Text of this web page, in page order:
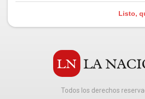
Listo,
Todos los derechos